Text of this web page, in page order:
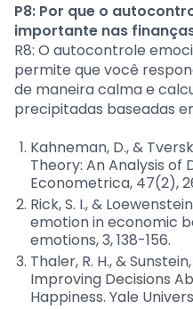
P8: Por que o
importante nas
R8: O autocontrole
permite que você
de maneira calma e
precipitadas baseadas
Kahneman, D., &
Theory: An Analysis of
Econometrica, 47(2),
Rick, S. I., &
emotion in economic
emotions, 3, 138-156.
Thaler, R. H., &
Improving Decisions
Happiness. Yale